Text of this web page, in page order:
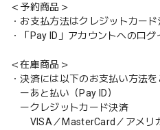
＜予約商品＞
・お支払方法はクレジットカー
・「Pay ID」アカウントへのログ
＜在庫商品＞
・決済には以下のお支払い方法
ーあと払い（Pay ID）
ークレジットカード決済
VISA／MasterCard／アメリ